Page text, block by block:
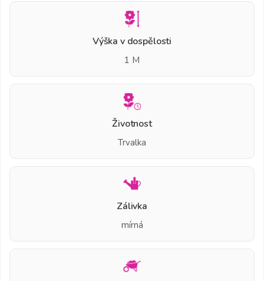
Výška v dospělosti
1 M
Životnost
Trvalka
Zálivka
mírná